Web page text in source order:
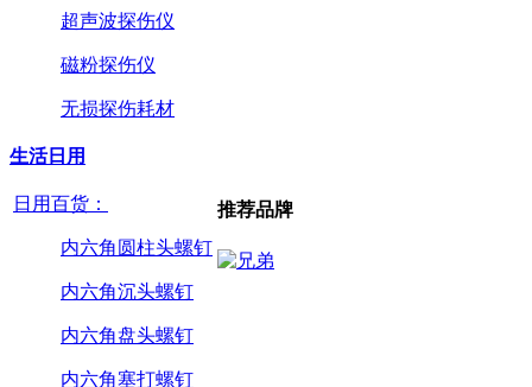
超声波探伤仪
磁粉探伤仪
无损探伤耗材
生活日用
日用百货：
内六角圆柱头螺钉
内六角沉头螺钉
内六角盘头螺钉
内六角塞打螺钉
推荐品牌